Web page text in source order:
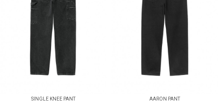
SINGLE KNEE PANT
AARON PANT